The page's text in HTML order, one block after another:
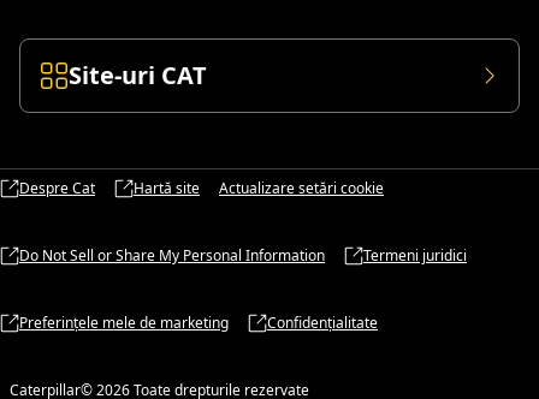
Site-uri CAT
Despre Cat Hartă site Actualizare setări cookie
Do Not Sell or Share My Personal Information Termeni juridici
Preferințele mele de marketing Confidențialitate
Caterpillar© 2026 Toate drepturile rezervate